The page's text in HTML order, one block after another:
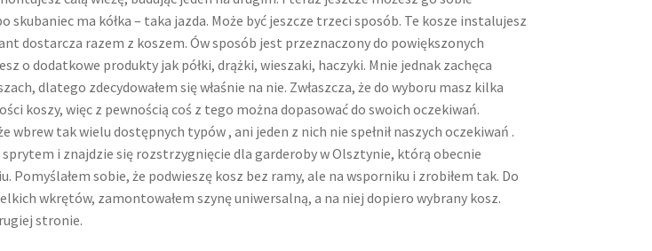
skubaniec ma kółka – taka jazda. Może być jeszcze trzeci sposób. Te kosze instalujesz
dostarcza razem z koszem. Ów sposób jest przeznaczony do powiększonych
o dodatkowe produkty jak półki, drążki, wieszaki, haczyki. Mnie jednak zachęca
dlatego zdecydowałem się właśnie na nie. Zwłaszcza, że do wyboru masz kilka
koszy, więc z pewnością coś z tego można dopasować do swoich oczekiwań.
wbrew tak wielu dostępnych typów , ani jeden z nich nie spełnił naszych oczekiwań .
sprytem i znajdzie się rozstrzygnięcie dla garderoby w Olsztynie, którą obecnie
Pomyślałem sobie, że podwieszę kosz bez ramy, ale na wsporniku i zrobiłem tak. Do
wkrętów, zamontowałem szynę uniwersalną, a na niej dopiero wybrany kosz.
stronie.